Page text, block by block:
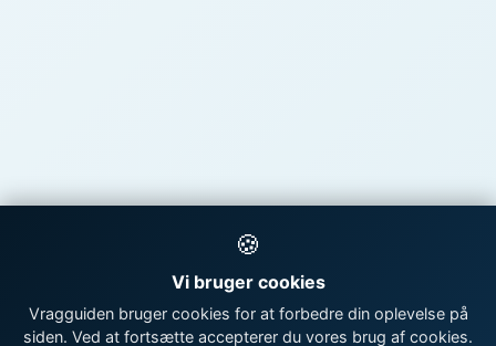
🍪
Vi bruger cookies
Vragguiden bruger cookies for at forbedre din oplevelse på
siden. Ved at fortsætte accepterer du vores brug af cookies.